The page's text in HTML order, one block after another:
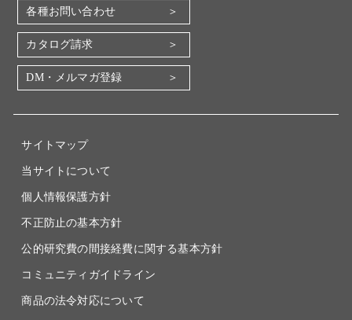
会社概要
地図・アクセス（本社）
IR情報
電子公告
各種お問い合わせ
カタログ請求
DM・メルマガ登録
サイトマップ
当サイトについて
個人情報保護方針
不正防止の基本方針
公的研究費の間接経費に関する基本方針
コミュニティガイドライン
商品の法令対応について